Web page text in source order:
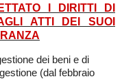
I DIRITTI DI
ATTI DEI SUOI
dei beni e di
(dal febbraio